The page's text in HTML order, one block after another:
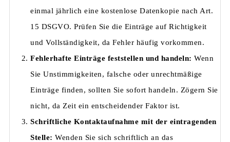
einmal jährlich eine kostenlose Datenkopie nach Art.
15 DSGVO. Prüfen Sie die Einträge auf Richtigkeit
und Vollständigkeit, da Fehler häufig vorkommen.
Fehlerhafte Einträge feststellen und handeln: Wenn
Sie Unstimmigkeiten, falsche oder unrechtmäßige
Einträge finden, sollten Sie sofort handeln. Zögern Sie
nicht, da Zeit ein entscheidender Faktor ist.
Schriftliche Kontaktaufnahme mit der eintragenden
Stelle: Wenden Sie sich schriftlich an das